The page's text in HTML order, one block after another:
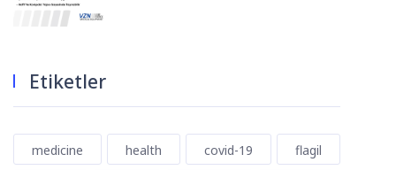
Etiketler
medicine health covid-19 flagil